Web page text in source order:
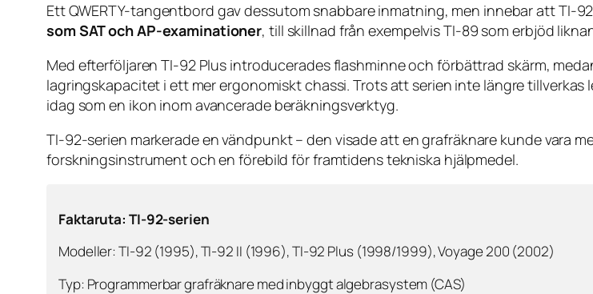
Ett QWERTY-tangentbord gav dessutom snabbare inmatning, men innebar att TI-
som SAT och AP-examinationer, till skillnad från exempelvis TI-89 som erbjöd
Med efterföljaren TI-92 Plus introducerades flashminne och förbättrad skärm,
lagringskapacitet i ett mer ergonomiskt chassi. Trots att serien inte längre
idag som en ikon inom avancerade beräkningsverktyg.
TI-92-serien markerade en vändpunkt – den visade att en grafräknare kunde vara
forskningsinstrument och en förebild för framtidens tekniska hjälpmedel.
Faktaruta: TI-92-serien
Modeller: TI-92 (1995), TI-92 II (1996), TI-92 Plus (1998/1999), Voyage 200 (2002)
Typ: Programmerbar grafräknare med inbyggt algebra­system (CAS)